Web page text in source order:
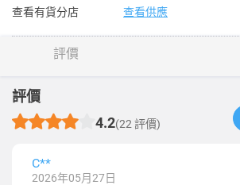
查看有貨分店 查看供應
評價
評價
4.2(22 評價)
C**
2026年05月27日